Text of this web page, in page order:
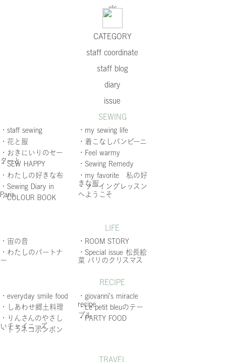
CATEGORY
staff coordinate
staff blog
diary
issue
SEWING
・staff sewing
・my sewing life
・花と服
・着こなしバンビーニ
・おきにいりのセー
ターと
・Feel warmy
・SEW HAPPY
・Sewing Remedy
・わたしの好きな布
・my favorite 私の好
きな服
・Sewing Diary in
Paris
・ソーイングレッスン
へようこそ
・COLOUR BOOK
LIFE
・宙の音
・ROOM STORY
・わたしのパートナ
ー
・Special issue 松長絵
菜 パリのクリスマス
RECIPE
・everyday smile food
・giovanni’s miracle
recipe
・しあわせ郷土料理
・Le petit bleuのテー
ブル
・りんさんのやさし
いチャイニーズ
・PARTY FOOD
・トラネコボンボン
TRAVEL